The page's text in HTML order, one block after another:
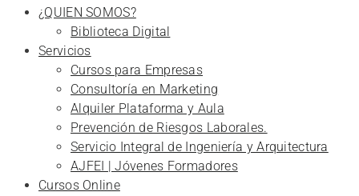
¿QUIEN SOMOS?
Biblioteca Digital
Servicios
Cursos para Empresas
Consultoría en Marketing
Alquiler Plataforma y Aula
Prevención de Riesgos Laborales.
Servicio Integral de Ingeniería y Arquitectura
AJFEI | Jóvenes Formadores
Cursos Online